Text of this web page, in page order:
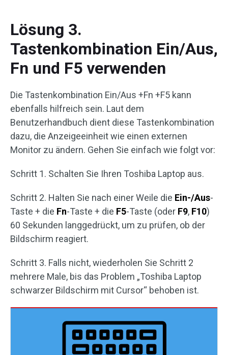
Lösung 3.
Tastenkombination Ein/Aus,
Fn und F5 verwenden
Die Tastenkombination Ein/Aus +Fn +F5 kann
ebenfalls hilfreich sein. Laut dem
Benutzerhandbuch dient diese Tastenkombination
dazu, die Anzeigeeinheit wie einen externen
Monitor zu ändern. Gehen Sie einfach wie folgt vor:
Schritt 1. Schalten Sie Ihren Toshiba Laptop aus.
Schritt 2. Halten Sie nach einer Weile die Ein-/Aus-
Taste + die Fn-Taste + die F5-Taste (oder F9, F10)
60 Sekunden langgedrückt, um zu prüfen, ob der
Bildschirm reagiert.
Schritt 3. Falls nicht, wiederholen Sie Schritt 2
mehrere Male, bis das Problem „Toshiba Laptop
schwarzer Bildschirm mit Cursor“ behoben ist.